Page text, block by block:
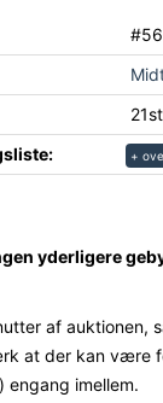
+
yderligere
af auktionen,
at der kan være
imellem.